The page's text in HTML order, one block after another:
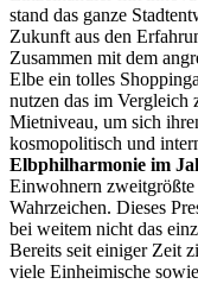
stand das ganze
Zukunft aus den
Zusammen mit dem
Elbe ein tolles
nutzen das im Vergleich
Mietniveau, um sich
kosmopolitisch und
Elbphilharmonie im
Einwohnern zweitgrößte
Wahrzeichen. Dieses
bei weitem nicht das
Bereits seit einiger Zeit
viele Einheimische